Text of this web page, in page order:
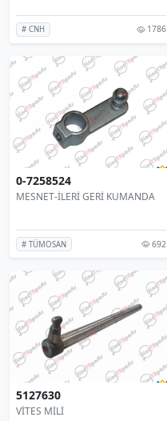
# CNH 1786
0-7258524
MESNET-İLERİ GERİ KUMANDA
# TÜMOSAN 692
5127630
VİTES MİLİ